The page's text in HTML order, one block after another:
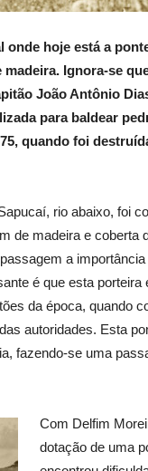
hoje está a
Ignora-se
João Antônio
para baldear
quando foi
rio abaixo, foi
de madeira e coberta
a
é que esta porteira
da época, quando
autoridades. Esta
fazendo-se uma
Com Delfim
dotação de uma